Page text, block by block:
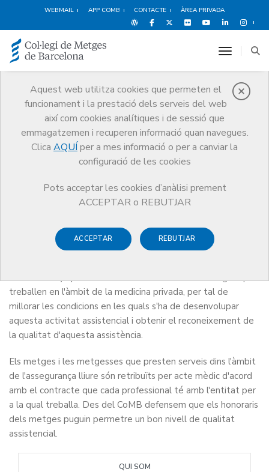
WEBMAIL APP COMB CONTACTE ÀREA PRIVADA
Aquest web utilitza cookies que permeten el
funcionament i la prestació dels serveis del web
així com cookies analítiques i de sessió que
emmagatzemen i recuperen informació quan navegues.
Clica AQUÍ per a mes informació o per a canviar la
configuració de les cookies
Pots acceptar les cookies d’anàlisi prement
ACCEPTAR o REBUTJAR
ACCEPTAR REBUTJAR
toggle
Qui som
Qui som Seccions col·legials
Seccions col·legials
Assegurança Lliure
des de fa anys per defensar els interessos dels metges que
treballen en l'àmbit de la medicina privada, per tal de
millorar les condicions en les quals s'ha de desenvolupar
aquesta activitat assistencial i obtenir el reconeixement de
la qualitat d'aquesta assistència.
Els metges i les metgesses que presten serveis dins l'àmbit
de l'assegurança lliure són retribuïts per acte mèdic d'acord
amb el contracte que cada professional té amb l'entitat per
a la qual treballa. Des del CoMB defensem que els honoraris
dels metges puguin permetre un bon nivell de qualitat
assistencial.
QUI SOM